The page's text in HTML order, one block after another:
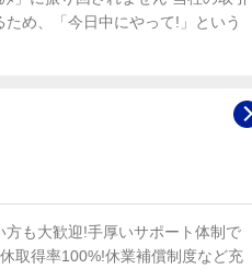
め、「今日中にやって!」という
方も大歓迎!手厚いサポート体制で
取得率100%!休業補償制度など充